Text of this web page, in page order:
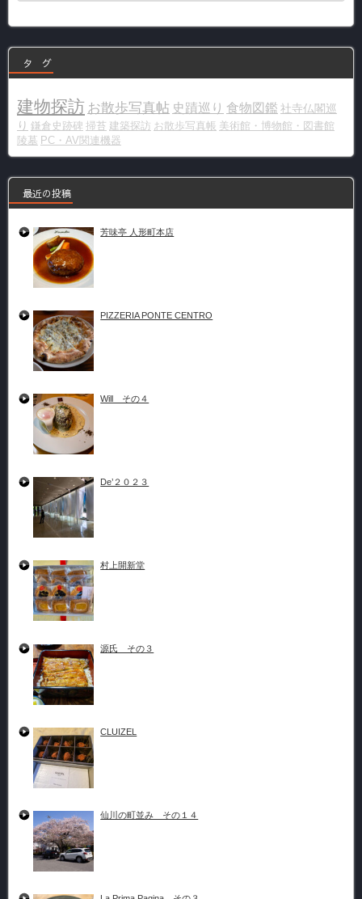
ー
タ グ
建物探訪 お散歩写真帖 史蹟巡り 食物図鑑 社寺仏閣巡
り 鎌倉史跡碑 掃苔 建築探訪 お散歩写真帳 美術館・博物館・図書館
陵墓 PC・AV関連機器
最近の投稿
芳味亭 人形町本店
PIZZERIA PONTE CENTRO
Will その４
De’２０２３
村上開新堂
源氏 その３
CLUIZEL
仙川の町並み その１４